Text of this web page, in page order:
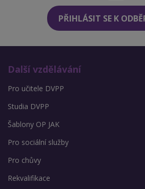
PŘIHLÁSIT SE K
Další vzdělávání
Pro učitele DVPP
Studia DVPP
Šablony OP JAK
Pro sociální služby
Pro chůvy
Rekvalifikace